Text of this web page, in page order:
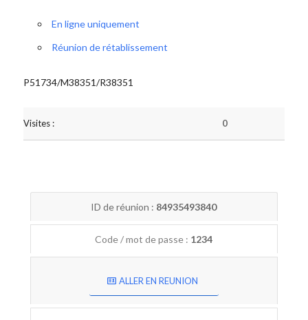
En ligne uniquement
Réunion de rétablissement
P51734/M38351/R38351
Visites : 0
ID de réunion : 84935493840
Code / mot de passe : 1234
ALLER EN REUNION